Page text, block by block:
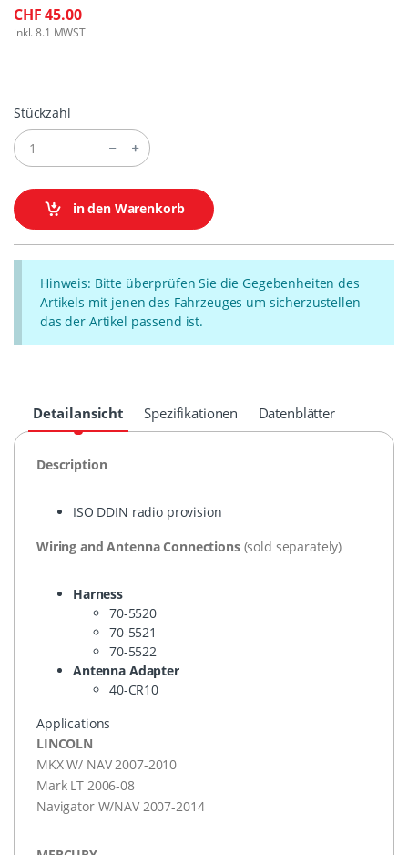
CHF 45.00
inkl. 8.1 MWST
Stückzahl
in den Warenkorb
Hinweis: Bitte überprüfen Sie die Gegebenheiten des
Artikels mit jenen des Fahrzeuges um sicherzustellen
das der Artikel passend ist.
Detailansicht Spezifikationen Datenblätter
Description
ISO DDIN radio provision
Wiring and Antenna Connections(sold separately)
Harness
70-5520
70-5521
70-5522
Antenna Adapter
40-CR10
Applications
LINCOLN
MKXW/ NAV2007-2010
Mark LT 2006-08
Navigator W/NAV2007-2014